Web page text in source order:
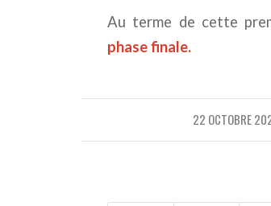
Au terme de cette
phase finale.
22 OCTOBRE
/